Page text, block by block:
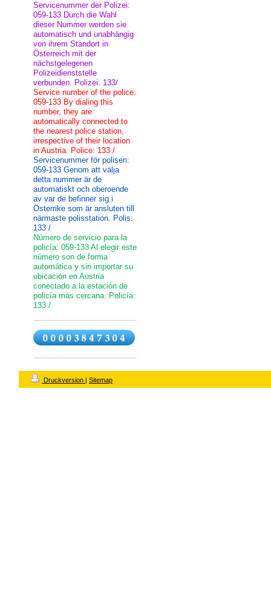
Servicenummer der Polizei:
059-133 Durch die Wahl
dieser Nummer werden sie
automatisch und unabhängig
von ihrem Standort in
Österreich mit der
nächstgelegenen
Polizeidienststelle
verbunden. Polizei: 133/
Service number of the police:
059-133 By dialing this
number, they are
automatically connected to
the nearest police station,
irrespective of their location
in Austria. Police: 133 /
Servicenummer för polisen:
059-133 Genom att välja
detta nummer är de
automatiskt och oberoende
av var de befinner sig i
Österrike som är ansluten till
närmaste polisstation. Polis:
133 /
Número de servicio para la
policía: 059-133 Al elegir este
número son de forma
automática y sin importar su
ubicación en Austria
conectado a la estación de
policía más cercana. Policía:
133 /
Druckversion | Sitemap